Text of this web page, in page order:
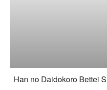
Han no Daidokoro Bettei